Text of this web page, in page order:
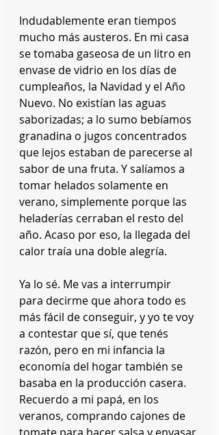
Indudablemente eran tiempos
mucho más austeros. En mi casa
se tomaba gaseosa de un litro en
envase de vidrio en los días de
cumpleaños, la Navidad y el Año
Nuevo. No existían las aguas
saborizadas; a lo sumo bebíamos
granadina o jugos concentrados
que lejos estaban de parecerse al
sabor de una fruta. Y salíamos a
tomar helados solamente en
verano, simplemente porque las
heladerías cerraban el resto del
año. Acaso por eso, la llegada del
calor traía una doble alegría.
Ya lo sé. Me vas a interrumpir
para decirme que ahora todo es
más fácil de conseguir, y yo te voy
a contestar que sí, que tenés
razón, pero en mi infancia la
economía del hogar también se
basaba en la producción casera.
Recuerdo a mi papá, en los
veranos, comprando cajones de